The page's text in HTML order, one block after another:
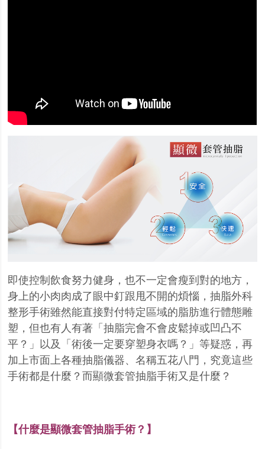
即使控制飲食努力健身，也不一定會瘦到對的地方，
身上的小肉肉成了眼中釘跟甩不開的煩惱，抽脂外科
整形手術雖然能直接對付特定區域的脂肪進行體態雕
塑，但也有人有著「抽脂完會不會皮鬆掉或凹凸不
平？」以及「術後一定要穿塑身衣嗎？」等疑惑，再
加上市面上各種抽脂儀器、名稱五花八門，究竟這些
手術都是什麼？而顯微套管抽脂手術又是什麼？
【什麼是顯微套管抽脂手術？】